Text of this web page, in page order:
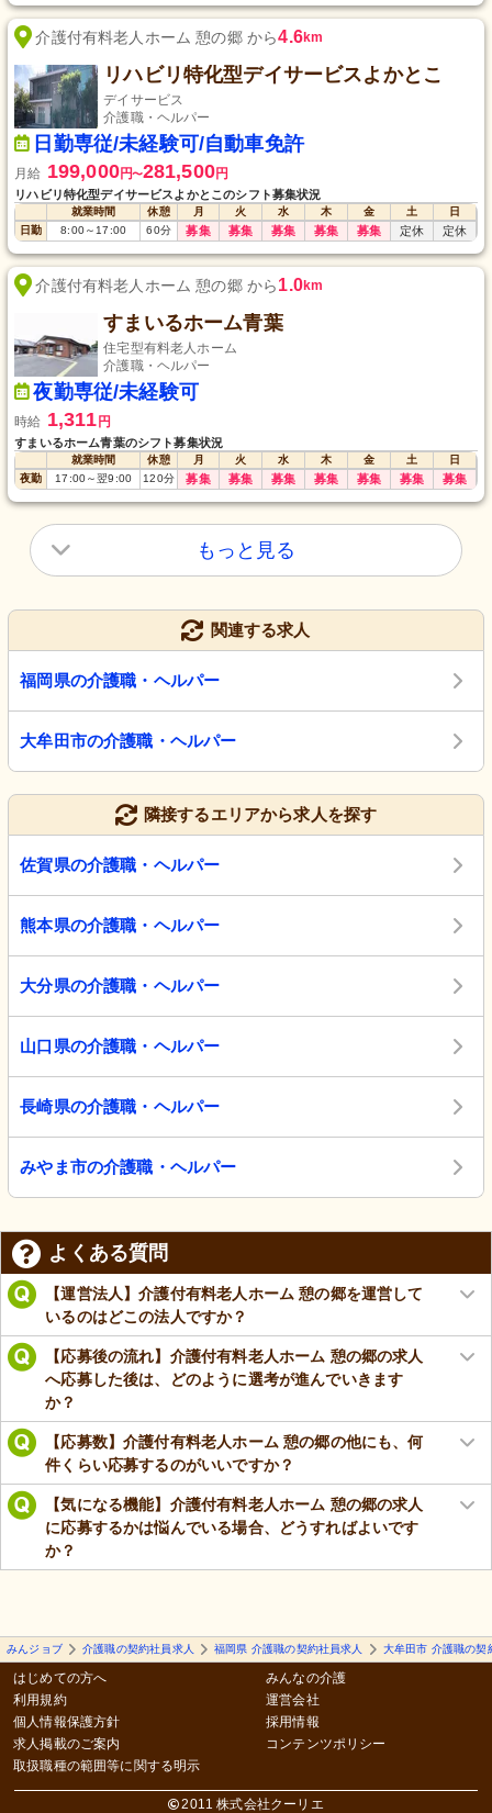
介護付有料老人ホーム 憩の郷 から4.6km
リハビリ特化型デイサービスよかとこ
デイサービス
介護職・ヘルパー
日勤専従/未経験可/自動車免許
月給 199,000円〜281,500円
リハビリ特化型デイサービスよかとこのシフト募集状況
就業時間 休憩 月 火 水 木 金 土
日
日勤
8:00～17:00 60分 募集 募集 募集 募集 募集 定休 定休
介護付有料老人ホーム 憩の郷 から1.0km
すまいるホーム青葉
住宅型有料老人ホーム
介護職・ヘルパー
夜勤専従/未経験可
時給 1,311 円
すまいるホーム青葉のシフト募集状況
就業時間 休憩 月 火 水 木 金 土
日
夜勤
17:00～翌9:00 120分 募集 募集 募集 募集 募集 募集 募集
もっと見る
関連する求人
福岡県の介護職・ヘルパー
大牟田市の介護職・ヘルパー
隣接するエリアから求人を探す
佐賀県の介護職・ヘルパー
熊本県の介護職・ヘルパー
大分県の介護職・ヘルパー
山口県の介護職・ヘルパー
長崎県の介護職・ヘルパー
みやま市の介護職・ヘルパー
よくある質問
【運営法人】介護付有料老人ホーム 憩の郷を運営して
いるのはどこの法人ですか？
【応募後の流れ】介護付有料老人ホーム 憩の郷の求人
へ応募した後は、どのように選考が進んでいきます
か？
【応募数】介護付有料老人ホーム 憩の郷の他にも、何
件くらい応募するのがいいですか？
【気になる機能】介護付有料老人ホーム 憩の郷の求人
に応募するかは悩んでいる場合、どうすればよいです
か？
みんジョブ 介護職の契約社員求人 福岡県 介護職の契約社員求人 大牟田市 介護職の契
はじめての方へ
利用規約
個人情報保護方針
求人掲載のご案内
取扱職種の範囲等に関する明示
みんなの介護
運営会社
採用情報
コンテンツポリシー
2011 株式会社クーリエ